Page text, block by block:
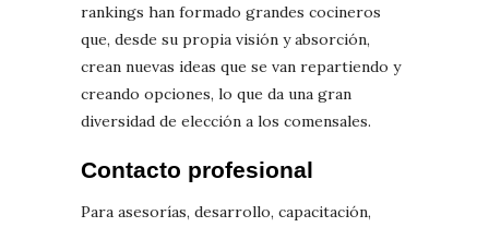
rankings han formado grandes cocineros
que, desde su propia visión y absorción,
crean nuevas ideas que se van repartiendo y
creando opciones, lo que da una gran
diversidad de elección a los comensales.
Contacto profesional
Para asesorías, desarrollo, capacitación,